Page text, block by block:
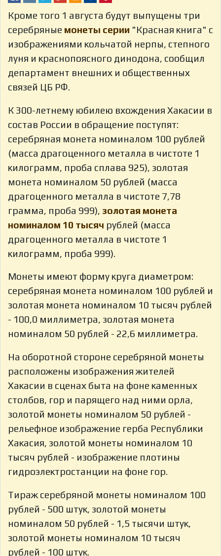
Кроме того 1 августа будут выпущены три
серебряные монеты серии "Красная книга" с
изображениями кольчатой нерпы, степного
луня и краснопоясного динодона, сообщил
департамент внешних и общественных
связей ЦБ РФ.
К 300-летнему юбилею вхождения Хакасии в
состав России в обращение поступят:
серебряная монета номиналом 100 рублей
(масса драгоценного металла в чистоте 1
килограмм, проба сплава 925), золотая
монета номиналом 50 рублей (масса
драгоценного металла в чистоте 7,78
грамма, проба 999), золотая монета
номиналом 10 тысяч рублей (масса
драгоценного металла в чистоте 1
килограмм, проба 999).
Монеты имеют форму круга диаметром:
серебряная монета номиналом 100 рублей и
золотая монета номиналом 10 тысяч рублей
- 100,0 миллиметра, золотая монета
номиналом 50 рублей - 22,6 миллиметра.
На оборотной стороне серебряной монеты
расположены изображения жителей
Хакасии в сценах быта на фоне каменных
столбов, гор и парящего над ними орла,
золотой монеты номиналом 50 рублей -
рельефное изображение герба Республики
Хакасия, золотой монеты номиналом 10
тысяч рублей - изображение плотины
гидроэлектростанции на фоне гор.
Тираж серебряной монеты номиналом 100
рублей - 500 штук, золотой монеты
номиналом 50 рублей - 1,5 тысячи штук,
золотой монеты номиналом 10 тысяч
рублей - 100 штук.